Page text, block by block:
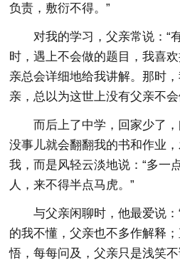
负责，敷衍不得。”
对我的学习，父亲常说：“
时，遇上不会做的题目，我喜
亲总会详细地给我讲解。那时
亲，总以为这世上没有父亲不会
而后上了中学，回家少了
没事儿就会翻翻我的书和作业
我，而是风轻云淡地说：“多一
人，来不得半点马虎。”
与父亲闲聊时，他最爱说
的我不懂，父亲也不多作解释
悟，每每问及，父亲只是浅笑